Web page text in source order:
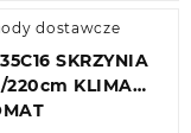
dostawcze
SKRZYNIA
KLIMA